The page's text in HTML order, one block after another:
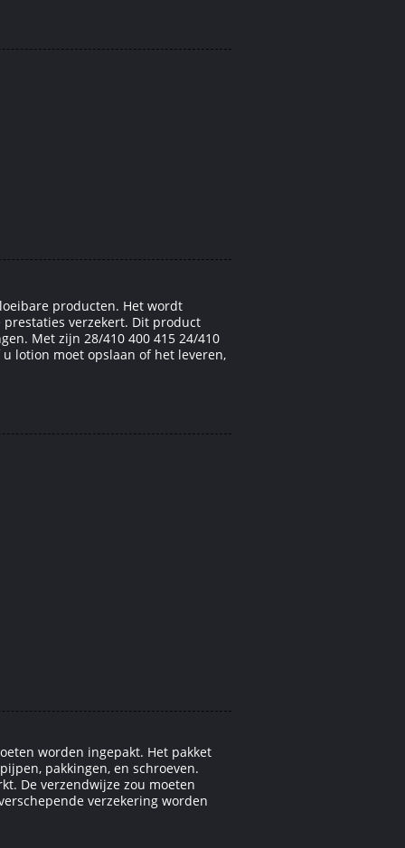
producten. Het wordt
verzekert. Dit product
Met zijn 28/410 400 415 24/410
lotion moet opslaan of het leveren,
worden ingepakt. Het pakket
pakkingen, en schroeven.
De verzendwijze zou moeten
verzekering worden